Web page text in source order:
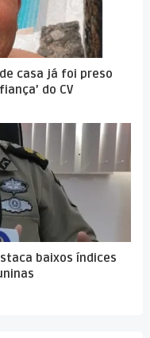
casa já foi preso
do CV
baixos índices